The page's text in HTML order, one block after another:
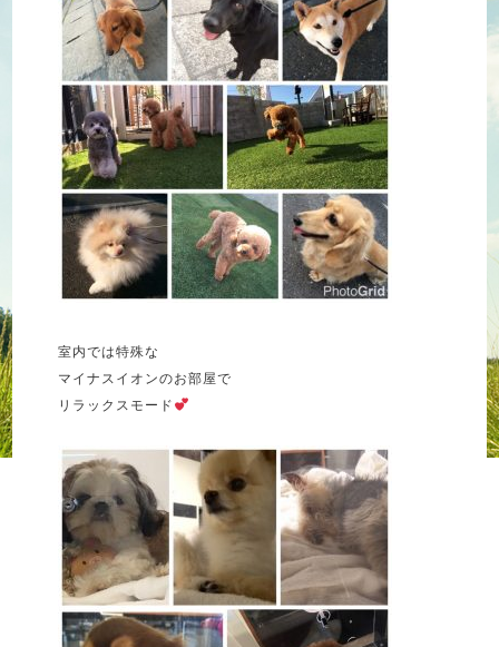
室内では特殊な
マイナスイオンのお部屋で
リラックスモード